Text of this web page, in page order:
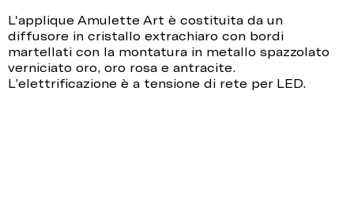
L'applique Amulette Art è costituita da un
diffusore in cristallo extrachiaro con bordi
martellati con la montatura in metallo spazzolato
verniciato oro, oro rosa e antracite.
L’elettrificazione è a tensione di rete per LED.